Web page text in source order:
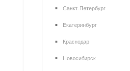
Санкт-Петербург
Екатеринбург
Краснодар
Новосибирск